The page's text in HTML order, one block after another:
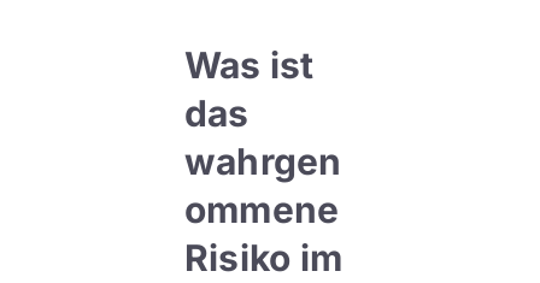
Was ist
das
wahrgen
ommene
Risiko im